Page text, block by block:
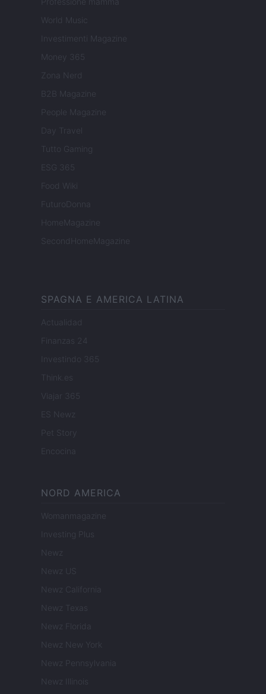
World Music
Investimenti Magazine
Money 365
Zona Nerd
B2B Magazine
People Magazine
Day Travel
Tutto Gaming
ESG 365
Food Wiki
FuturoDonna
HomeMagazine
SecondHomeMagazine
SPAGNA E AMERICA LATINA
Actualidad
Finanzas 24
Investindo 365
Think.es
Viajar 365
ES Newz
Pet Story
Encocina
NORD AMERICA
Womanmagazine
Investing Plus
Newz
Newz US
Newz California
Newz Texas
Newz Florida
Newz New York
Newz Pennsylvania
Newz Illinois